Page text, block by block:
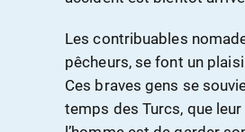
Les contribuables
pêcheurs, se font un
Ces braves gens se
temps des Turcs, que